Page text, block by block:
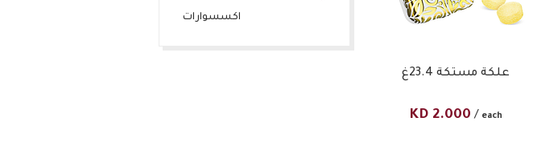
اكسسوارات
علكة مستكة 23.4غ
KD 2.000 / each